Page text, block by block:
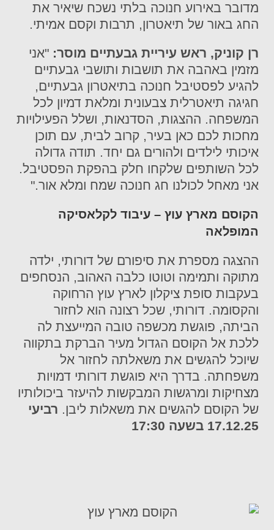
מדובר באירוע חנוכה בלתי נשכח שיאיר את
החג באור של תיאטרון, תרבות וקסם אמיתי.
רן קוניק, ראש עיריית גבעתיים מוסר:
"אני
מזמין באהבה את תושבות ותושבי גבעתיים
להגיע לפסטיבל חנוכה בתיאטרון גבעתיים,
חגיגה תיאטרלית צבעונית ומלאת דמיון לכל
המשפחה. ההצגות, הסדנאות, ושלל הפעילויות
מחכות לכם כאן בעיר, קרוב לבית, עם תוכן
איכותי לילדים ולהורים גם יחד. תודה גדולה
לכל השותפים שלקחו חלק בהפקת הפסטיבל.
אני מאחל לכולנו חג חנוכה שמח ומלא אור."
הקוסם מארץ עוץ – עיבוד לקלאסיקה
המופלאה
ההצגה מספרת את סיפורם של דורותי, ילדה
מתוקה ותמימה וטוטו כלבה האהוב, הנסחפים
בעקבות סופת ציקלון לארץ עוץ הרחוקה
והקסומה. דורותי, שכל רצונה הוא לחזור
הביתה, פוגשת מכשפה טובה המייעצת לה
ללכת אל הקוסם הגדול מעיר הברקת בתקווה
שיוכל להגשים את משאלתה לחזור אל
משפחתה. בדרך היא פוגשת דורותי דמויות
מצחיקות ומרגשות המבקשות להיעזר ביכולותיו
של הקוסם להגשים את משאלות ליבן. רביעי
17.12.25 בשעה 17:30